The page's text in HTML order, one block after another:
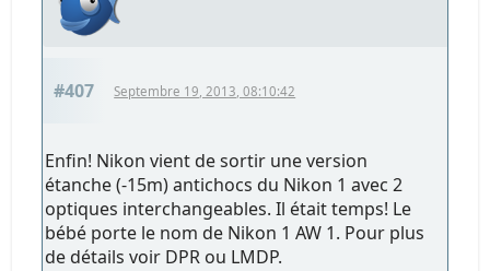
#407 Septembre 19, 2013, 08:10:42
Enfin! Nikon vient de sortir une version
étanche (-15m) antichocs du Nikon 1 avec 2
optiques interchangeables. Il était temps! Le
bébé porte le nom de Nikon 1 AW 1. Pour plus
de détails voir DPR ou LMDP.